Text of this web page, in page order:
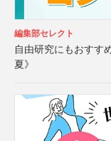
編集部セレクト
自由研究にもおすす
夏》